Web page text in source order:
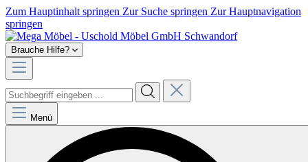
Zum Hauptinhalt springen Zur Suche springen Zur Hauptnavigation
springen
Brauche Hilfe?
Menü